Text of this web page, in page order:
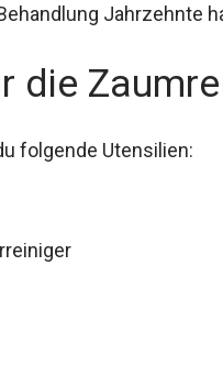
Jahrzehnte
die
folgende Utensilien: